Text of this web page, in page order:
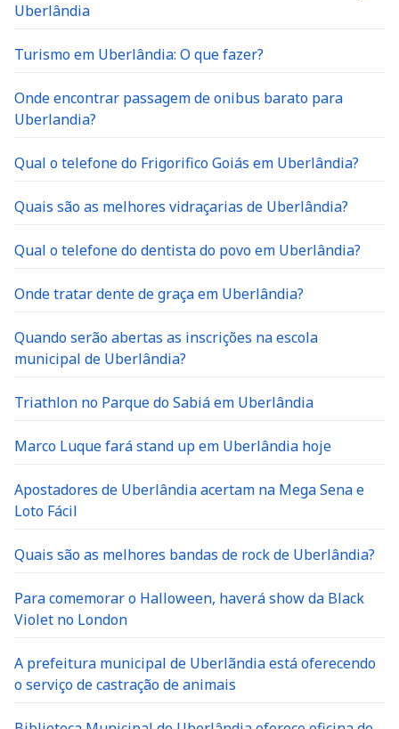
Uberlândia
Turismo em Uberlândia: O que fazer?
Onde encontrar passagem de onibus barato para
Uberlandia?
Qual o telefone do Frigorifico Goiás em Uberlândia?
Quais são as melhores vidraçarias de Uberlândia?
Qual o telefone do dentista do povo em Uberlândia?
Onde tratar dente de graça em Uberlândia?
Quando serão abertas as inscrições na escola
municipal de Uberlândia?
Triathlon no Parque do Sabiá em Uberlândia
Marco Luque fará stand up em Uberlândia hoje
Apostadores de Uberlândia acertam na Mega Sena e
Loto Fácil
Quais são as melhores bandas de rock de Uberlândia?
Para comemorar o Halloween, haverá show da Black
Violet no London
A prefeitura municipal de Uberlãndia está oferecendo
o serviço de castração de animais